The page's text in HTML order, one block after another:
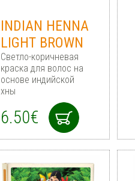
INDIAN HENNA
LIGHT BROWN
Светло-коричневая
краска для волос на
основе индийской
хны
6.50€